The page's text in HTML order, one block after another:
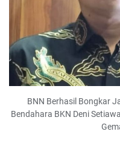
BNN Berhasil Bongkar
Bendahara BKN Deni